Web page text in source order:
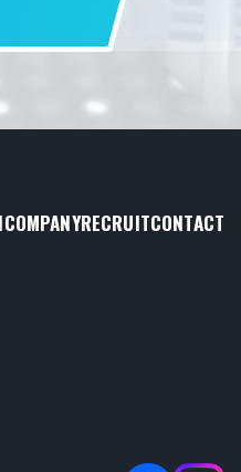
COMPANYRECRUITCONTACT